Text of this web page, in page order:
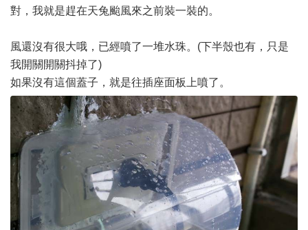
對，我就是趕在天兔颱風來之前裝一裝的。
風還沒有很大哦，已經噴了一堆水珠。(下半殼也有，只是
我開關開關抖掉了)
如果沒有這個蓋子，就是往插座面板上噴了。